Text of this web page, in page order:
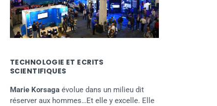
TECHNOLOGIE ET ECRITS
SCIENTIFIQUES
Marie Korsaga évolue dans un milieu dit
réserver aux hommes…Et elle y excelle. Elle